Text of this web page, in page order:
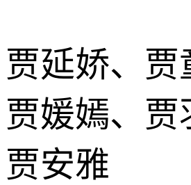
贾延娇、贾
贾媛嫣、贾
贾安雅